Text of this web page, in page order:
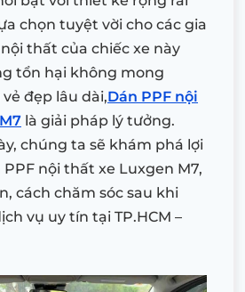
chọn tuyệt vời cho các gia
thất của chiếc xe này
tổn hại không mong
đẹp lâu dài,Dán PPF nội
là giải pháp lý tưởng.
chúng ta sẽ khám phá lợi
nội thất xe Luxgen M7,
cách chăm sóc sau khi
vụ uy tín tại TP.HCM –